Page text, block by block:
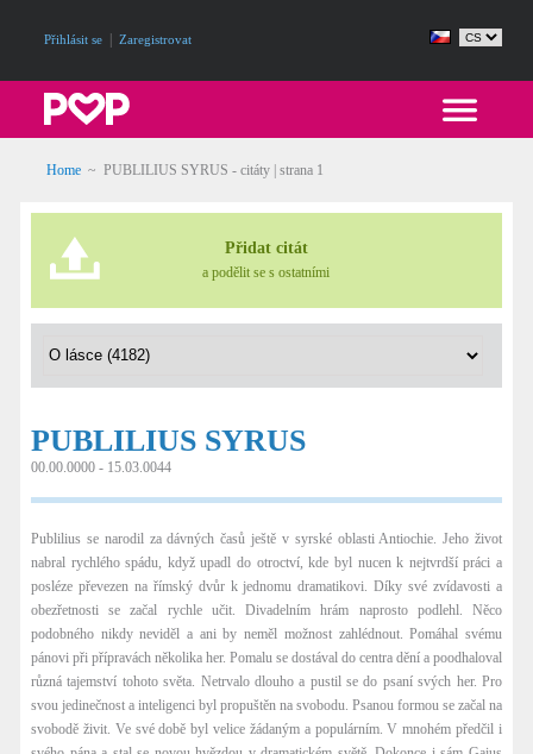
Přihlásit se Zaregistrovat
Home ~ PUBLILIUS SYRUS - citáty | strana 1
Přidat citát
a podělit se s ostatními
PUBLILIUS SYRUS
00.00.0000 - 15.03.0044
Publilius se narodil za dávných časů ještě v syrské oblasti Antiochie. Jeho život
nabral rychlého spádu, když upadl do otroctví, kde byl nucen k nejtvrdší práci a
posléze převezen na římský dvůr k jednomu dramatikovi. Díky své zvídavosti a
obezřetnosti se začal rychle učit. Divadelním hrám naprosto podlehl. Něco
podobného nikdy neviděl a ani by neměl možnost zahlédnout. Pomáhal svému
pánovi při přípravách několika her. Pomalu se dostával do centra dění a poodhaloval
různá tajemství tohoto světa. Netrvalo dlouho a pustil se do psaní svých her. Pro
svou jedinečnost a inteligenci byl propuštěn na svobodu. Psanou formou se začal na
svobodě živit. Ve své době byl velice žádaným a populárním. V mnohém předčil i